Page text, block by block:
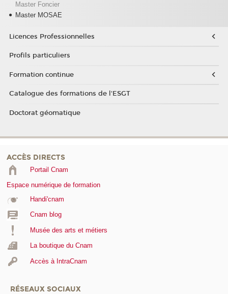
Master Foncier
Master MOSAE
Licences Professionnelles
Profils particuliers
Formation continue
Catalogue des formations de l'ESGT
Doctorat géomatique
ACCÈS DIRECTS
Portail Cnam
Espace numérique de formation
Handi'cnam
Cnam blog
Musée des arts et métiers
La boutique du Cnam
Accès à IntraCnam
RÉSEAUX SOCIAUX